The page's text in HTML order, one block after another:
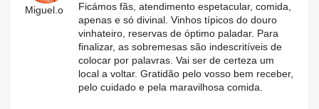
Miguel.o
Ficámos fãs, atendimento espetacular, comida,
apenas e só divinal. Vinhos típicos do douro
vinhateiro, reservas de óptimo paladar. Para
finalizar, as sobremesas são indescritíveis de
colocar por palavras. Vai ser de certeza um
local a voltar. Gratidão pelo vosso bem receber,
pelo cuidado e pela maravilhosa comida.